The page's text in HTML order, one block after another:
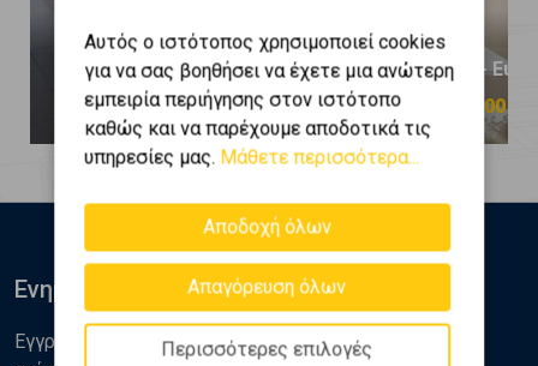
Βούλα - Ευρυάλη
1.000.000 €
Βούλα -
1.150.000 €
Αυτός ο ιστότοπος χρησιμοποιεί cookies
για να σας βοηθήσει να έχετε μια ανώτερη
εμπειρία περιήγησης στον ιστότοπο
καθώς και να παρέχουμε αποδοτικά τις
υπηρεσίες μας. Μάθετε περισσότερα...
Αποδοχή όλων
Απαγόρευση όλων
Περισσότερες επιλογές
Ενημερωθείτε
Εγγραφείτε στο newsletter της Golden Home για νέα